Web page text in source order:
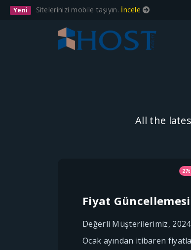
Yeni Sitelerinizi mobile taşıyın. İncele
All the
Fiyat Güncellemesi
Değerli Müşterilerimiz, 2024
Ocak ayından itibaren